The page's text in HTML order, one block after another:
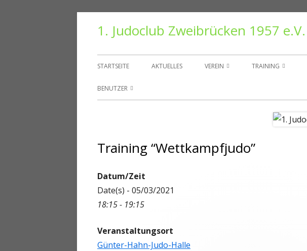
1. Judoclub Zweibrücken 1957 e.V.
Primäres
Menü
STARTSEITE AKTUELLES VEREIN
VEREINSGESCHICHTE
TRAINING
BENUTZER
KONTO
ABMELDEN
MITGLIEDER
Training “Wettkampfjudo”
Datum/Zeit
Date(s) - 05/03/2021
18:15 - 19:15
Veranstaltungsort
Günter-Hahn-Judo-Halle